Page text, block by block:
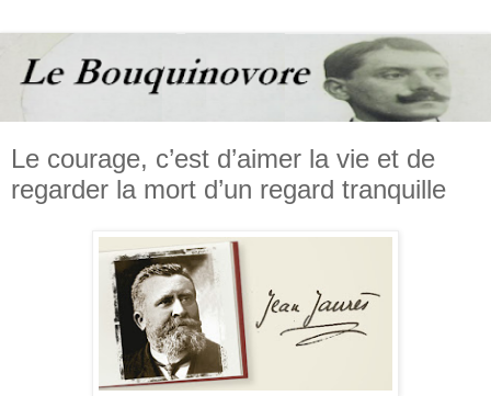
Le courage, c’est d’aimer la vie et de
regarder la mort d’un regard tranquille